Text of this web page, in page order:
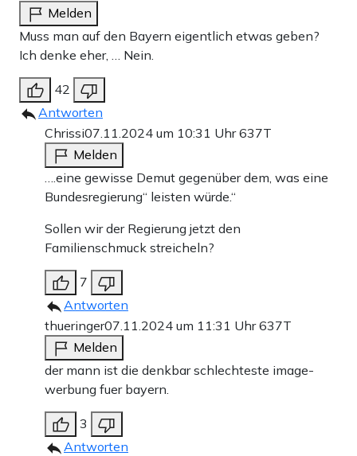
Melden
Muss man auf den Bayern eigentlich etwas geben?
Ich denke eher, … Nein.
42
Antworten
Chrissi07.11.2024 um 10:31 Uhr637T
Melden
….eine gewisse Demut gegenüber dem, was eine
Bundesregierung“ leisten würde.“
Sollen wir der Regierung jetzt den
Familienschmuck streicheln?
7
Antworten
thueringer07.11.2024 um 11:31 Uhr637T
Melden
der mann ist die denkbar schlechteste image-
werbung fuer bayern.
3
Antworten